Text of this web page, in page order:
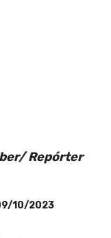
Repórter
10/2023